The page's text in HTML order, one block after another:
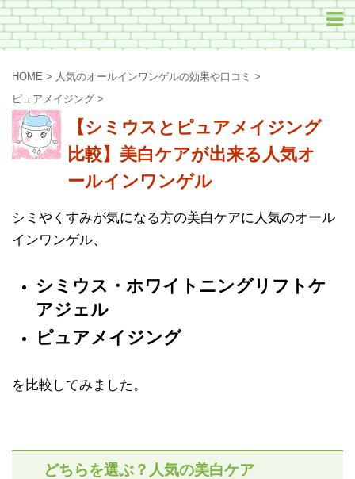
HOME > 人気のオールインワンゲルの効果や口コミ >
ピュアメイジング >
【シミウスとピュアメイジング
比較】美白ケアが出来る人気オ
ールインワンゲル
シミやくすみが気になる方の美白ケアに人気のオール
インワンゲル、
シミウス・ホワイトニングリフトケ
アジェル
ピュアメイジング
を比較してみました。
どちらを選ぶ？人気の美白ケア